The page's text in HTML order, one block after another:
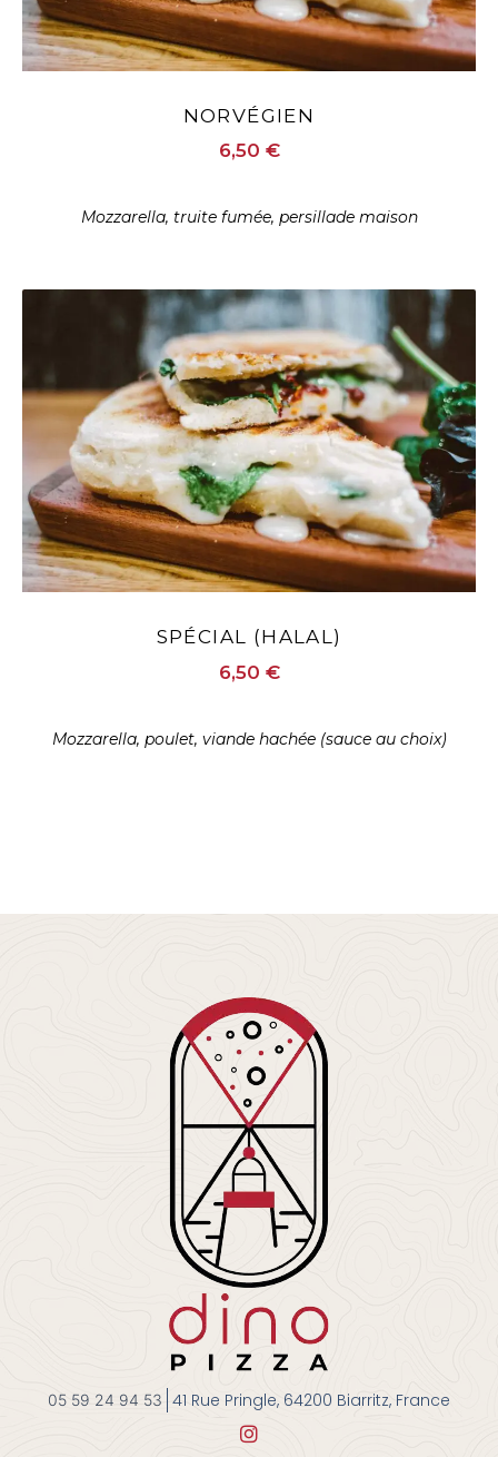
NORVÉGIEN
6,50 €
Mozzarella, truite fumée, persillade maison
SPÉCIAL (HALAL)
6,50 €
Mozzarella, poulet, viande hachée (sauce au choix)
05 59 24 94 53 41 Rue Pringle, 64200 Biarritz, France